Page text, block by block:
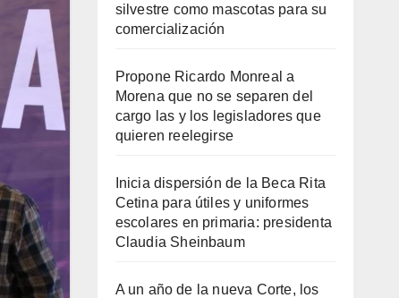
silvestre como mascotas para su
comercialización
Propone Ricardo Monreal a
Morena que no se separen del
cargo las y los legisladores que
quieren reelegirse
Inicia dispersión de la Beca Rita
Cetina para útiles y uniformes
escolares en primaria: presidenta
Claudia Sheinbaum
A un año de la nueva Corte, los